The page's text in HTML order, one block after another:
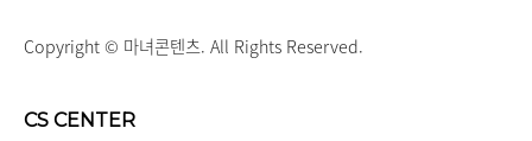
Copyright © 마녀콘텐츠. All Rights Reserved.
CS CENTER